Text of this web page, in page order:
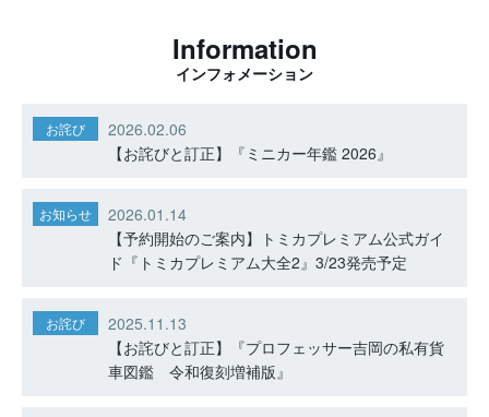
Information
インフォメーション
お詫び
2026.02.06
【お詫びと訂正】『ミニカー年鑑 2026』
お知らせ
2026.01.14
【予約開始のご案内】トミカプレミアム公式ガイ
ド『トミカプレミアム大全2』3/23発売予定
お詫び
2025.11.13
【お詫びと訂正】『プロフェッサー吉岡の私有貨
車図鑑 令和復刻増補版』